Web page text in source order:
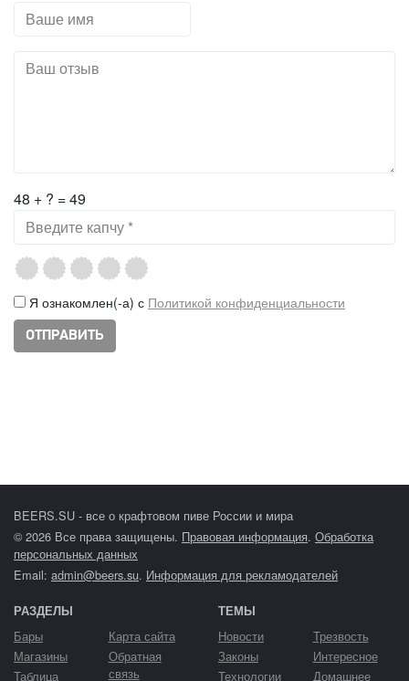
48 + ? = 49
Я ознакомлен(-а) с Политикой конфиденциальности
BEERS.SU - все о крафтовом пиве России и мира
© 2026 Все права защищены. Правовая информация. Обработка
персональных данных
Email: admin@beers.su. Информация для рекламодателей
РАЗДЕЛЫ
Бары
Магазины
Таблица
Карта сайта
Обратная
связь
ТЕМЫ
Новости
Законы
Технологии
Трезвость
Интересное
Домашнее